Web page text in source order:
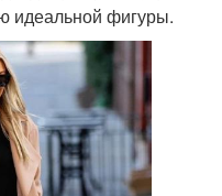
идеальной фигуры.